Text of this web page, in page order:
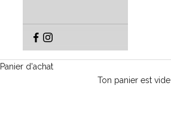
Panier d'achat
Ton panier est vide